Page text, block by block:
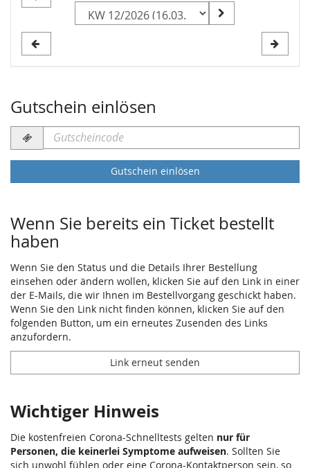
zur
Gutschein einlösen
Gutscheincode
erforderlich
Gutschein einlösen
Wenn Sie bereits ein Ticket bestellt
haben
Wenn Sie den Status und die Details Ihrer Bestellung
einsehen oder ändern wollen, klicken Sie auf den Link in einer
der E-Mails, die wir Ihnen im Bestellvorgang geschickt haben.
Wenn Sie den Link nicht finden können, klicken Sie auf den
folgenden Button, um ein erneutes Zusenden des Links
anzufordern.
Link erneut senden
Wichtiger Hinweis
Die kostenfreien Corona-Schnelltests gelten nur für
Personen, die keinerlei Symptome aufweisen. Sollten Sie
sich unwohl fühlen oder eine Corona-Kontaktperson sein, so